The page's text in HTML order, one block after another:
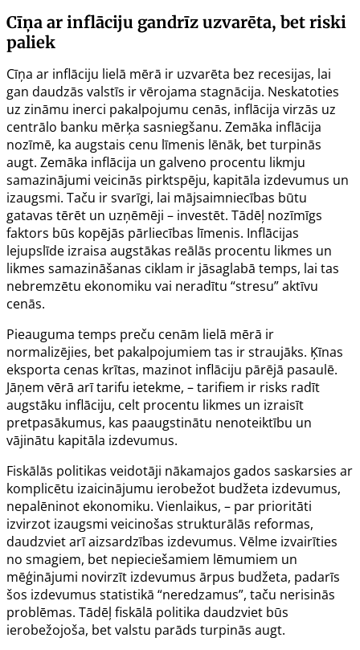
Cīņa ar inflāciju gandrīz uzvarēta, bet riski
paliek
Cīņa ar inflāciju lielā mērā ir uzvarēta bez recesijas, lai
gan daudzās valstīs ir vērojama stagnācija. Neskatoties
uz zināmu inerci pakalpojumu cenās, inflācija virzās uz
centrālo banku mērķa sasniegšanu. Zemāka inflācija
nozīmē, ka augstais cenu līmenis lēnāk, bet turpinās
augt. Zemāka inflācija un galveno procentu likmju
samazinājumi veicinās pirktspēju, kapitāla izdevumus un
izaugsmi. Taču ir svarīgi, lai mājsaimniecības būtu
gatavas tērēt un uzņēmēji – investēt. Tādēļ nozīmīgs
faktors būs kopējās pārliecības līmenis. Inflācijas
lejupslīde izraisa augstākas reālās procentu likmes un
likmes samazināšanas ciklam ir jāsaglabā temps, lai tas
nebremzētu ekonomiku vai neradītu “stresu” aktīvu
cenās.
Pieauguma temps preču cenām lielā mērā ir
normalizējies, bet pakalpojumiem tas ir straujāks. Ķīnas
eksporta cenas krītas, mazinot inflāciju pārējā pasaulē.
Jāņem vērā arī tarifu ietekme, – tarifiem ir risks radīt
augstāku inflāciju, celt procentu likmes un izraisīt
pretpasākumus, kas paaugstinātu nenoteiktību un
vājinātu kapitāla izdevumus.
Fiskālās politikas veidotāji nākamajos gados saskarsies ar
komplicētu izaicinājumu ierobežot budžeta izdevumus,
nepalēninot ekonomiku. Vienlaikus, – par prioritāti
izvirzot izaugsmi veicinošas strukturālās reformas,
daudzviet arī aizsardzības izdevumus. Vēlme izvairīties
no smagiem, bet nepieciešamiem lēmumiem un
mēģinājumi novirzīt izdevumus ārpus budžeta, padarīs
šos izdevumus statistikā “neredzamus”, taču nerisinās
problēmas. Tādēļ fiskālā politika daudzviet būs
ierobežojoša, bet valstu parāds turpinās augt.